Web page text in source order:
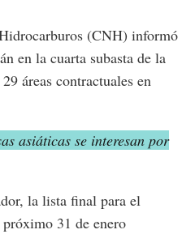
(CNH) informó
en la cuarta subasta de la
áreas contractuales en
asiáticas se interesan por
la lista final para el
31 de enero